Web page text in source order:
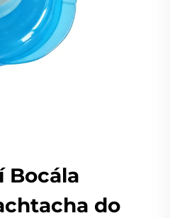
Bocála
do